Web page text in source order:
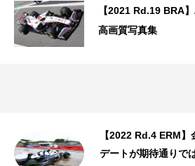
【2021 Rd.19 BRA
高画質写真集
【2022 Rd.4 ERM
デートが期待通りで